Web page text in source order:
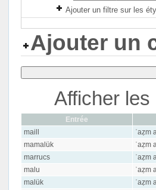
Ajouter un filtre sur les
Ajouter un
Afficher les
Entrée
maill
ʿaẓm
mamalük
ʿaẓm
marrucs
ʿaẓm
malu
ʿaẓm
malük
ʿaẓm